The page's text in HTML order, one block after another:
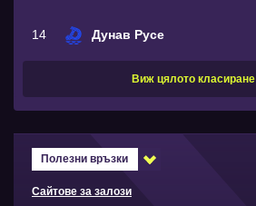
14 Дунав Русе
Виж цялото класиране
Полезни връзки
Сайтове за залози